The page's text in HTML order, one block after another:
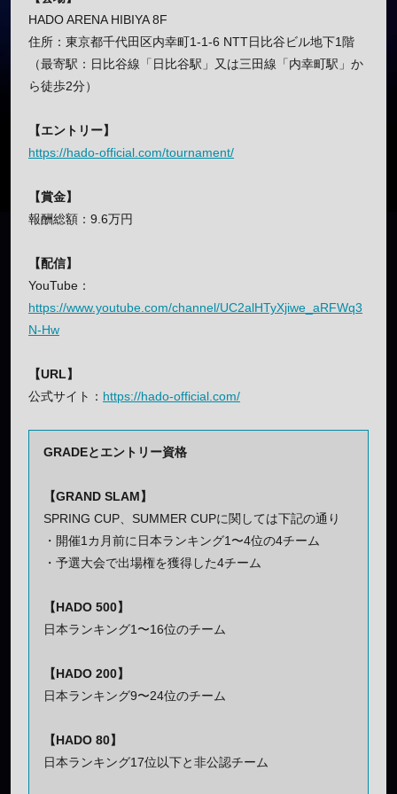
HADO ARENA HIBIYA 8F
住所：東京都千代田区内幸町1-1-6 NTT日比谷ビル地下1階
（最寄駅：日比谷線「日比谷駅」又は三田線「内幸町駅」か
ら徒歩2分）
【エントリー】
https://hado-official.com/tournament/
【賞金】
報酬総額：9.6万円
【配信】
YouTube：
https://www.youtube.com/channel/UC2alHTyXjiwe_aRFWq3
N-Hw
【URL】
公式サイト： https://hado-official.com/
GRADEとエントリー資格
【GRAND SLAM】
SPRING CUP、SUMMER CUPに関しては下記の通り
・開催1カ月前に日本ランキング1〜4位の4チーム
・予選大会で出場権を獲得した4チーム
【HADO 500】
日本ランキング1〜16位のチーム
【HADO 200】
日本ランキング9〜24位のチーム
【HADO 80】
日本ランキング17位以下と非公認チーム